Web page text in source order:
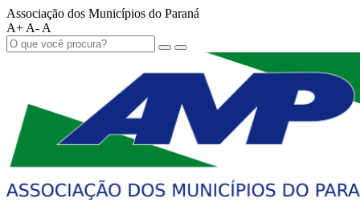
Associação dos Municípios do Paraná
A+ A- A